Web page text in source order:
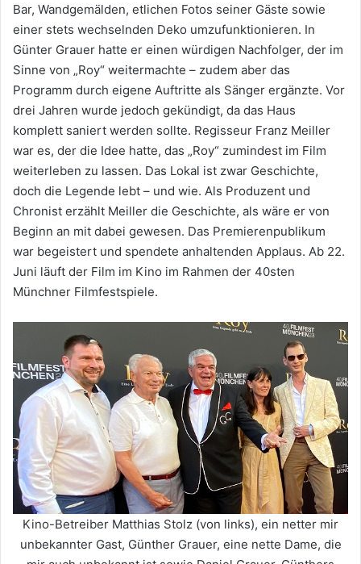
Bar, Wandgemälden, etlichen Fotos seiner Gäste sowie
einer stets wechselnden Deko umzufunktionieren. In
Günter Grauer hatte er einen würdigen Nachfolger, der im
Sinne von „Roy“ weitermachte – zudem aber das
Programm durch eigene Auftritte als Sänger ergänzte. Vor
drei Jahren wurde jedoch gekündigt, da das Haus
komplett saniert werden sollte. Regisseur Franz Meiller
war es, der die Idee hatte, das „Roy“ zumindest im Film
weiterleben zu lassen. Das Lokal ist zwar Geschichte,
doch die Legende lebt – und wie. Als Produzent und
Chronist erzählt Meiller die Geschichte, als wäre er von
Beginn an mit dabei gewesen. Das Premierenpublikum
war begeistert und spendete anhaltenden Applaus. Ab 22.
Juni läuft der Film im Kino im Rahmen der 40sten
Münchner Filmfestspiele.
Kino-Betreiber Matthias Stolz (von links), ein netter mir
unbekannter Gast, Günther Grauer, eine nette Dame, die